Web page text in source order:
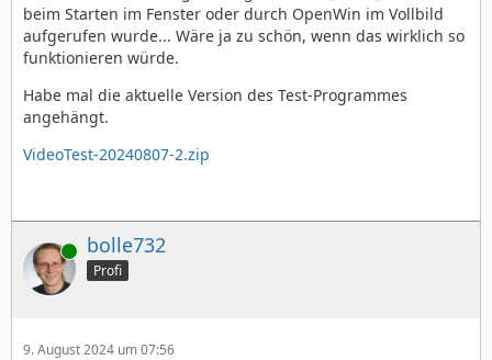
beim Starten im Fenster oder durch OpenWin im Vollbild
aufgerufen wurde... Wäre ja zu schön, wenn das wirklich so
funktionieren würde.
Habe mal die aktuelle Version des Test-Programmes
angehängt.
VideoTest-20240807-2.zip
Online bolle732
Profi
9. August 2024 um 07:56